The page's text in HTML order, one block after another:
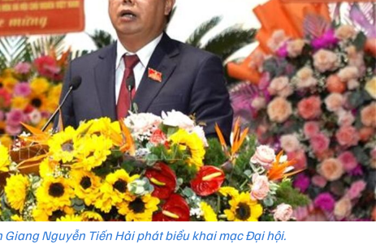
Giang Nguyễn Tiến Hải phát biểu khai mạc Đại hội.